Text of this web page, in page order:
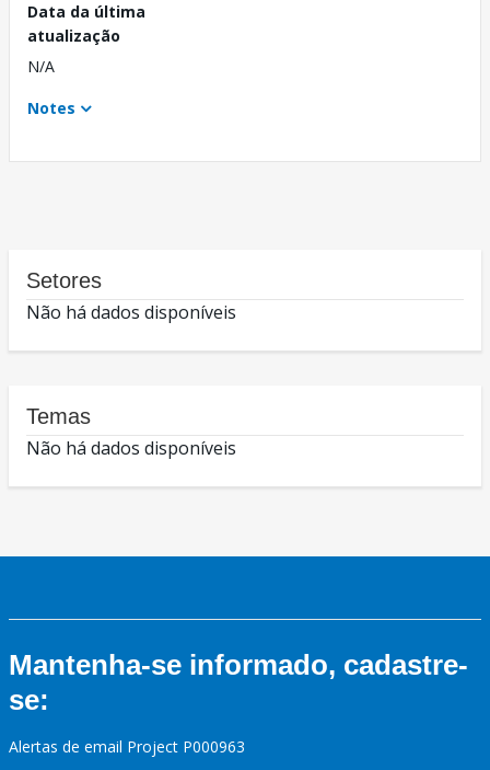
Data da última
atualização
N/A
Notes
Setores
Não há dados disponíveis
Temas
Não há dados disponíveis
Mantenha-se informado, cadastre-
se:
Alertas de email Project P000963